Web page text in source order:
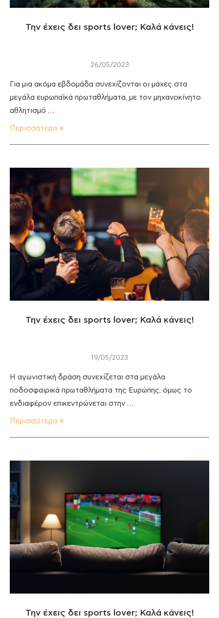
Την έχεις δει sports lover; Καλά κάνεις!
26/05/2023
Για μια ακόμα εβδομάδα συνεχίζονται οι μάχες στα
μεγάλα ευρωπαϊκά πρωταθλήματα, με τον μηχανοκίνητο
αθλητισμό …
Περισσότερα
Την έχεις δει sports lover; Καλά κάνεις!
19/05/2023
Η αγωνιστική δράση συνεχίζεται στα μεγάλα
ποδοσφαιρικά πρωταθλήματα της Ευρώπης, όμως το
ενδιαφέρον επικεντρώνεται στην …
Περισσότερα
Την έχεις δει sports lover; Καλά κάνεις!